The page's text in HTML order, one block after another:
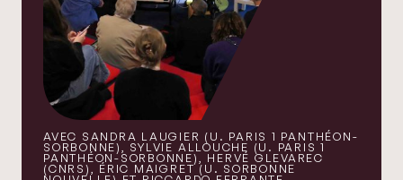
AVEC SANDRA LAUGIER (U. PARIS 1 PANTHÉON-
SORBONNE), SYLVIE ALLOUCHE (U. PARIS 1
PANTHÉON-SORBONNE), HERVÉ GLEVAREC
(CNRS), ÉRIC MAIGRET (U. SORBONNE